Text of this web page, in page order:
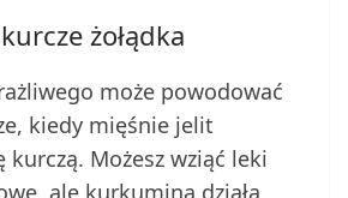
żołądka
może powodować
kiedy mięśnie jelit
kurczą. Możesz wziąć leki